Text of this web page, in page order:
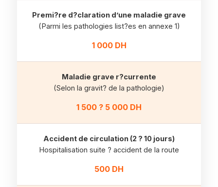
Premi?re d?claration d’une maladie grave
(Parmi les pathologies list?es en annexe 1)
1 000 DH
Maladie grave r?currente
(Selon la gravit? de la pathologie)
1 500 ? 5 000 DH
Accident de circulation (2 ? 10 jours)
Hospitalisation suite ? accident de la route
500 DH